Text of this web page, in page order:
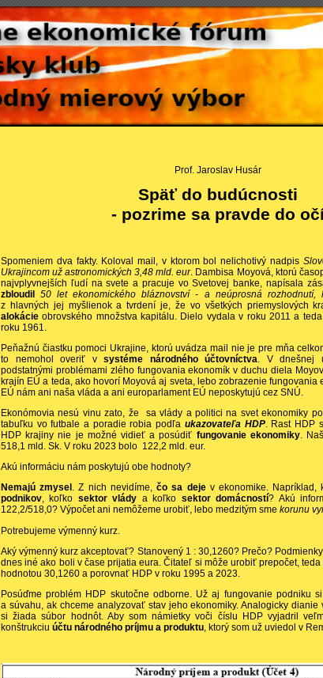
Prof. Jaroslav Husár
Späť do budúcnosti
- pozrime sa pravde do
Spomeniem dva fakty. Koloval mail, v ktorom bol nelichotivý nadpis
Ukrajincom už astronomických 3,48 mld. eur. Dambisa Moyová, ktorú
najvplyvnejších ľudí na svete a pracuje vo Svetovej banke, napísala
zbloudil50 let ekonomického bláznovství - a neúprosná rozhodnutí,
z hlavných jej myšlienok a tvrdení je, že vo všetkých priemyslových
alokácie obrovského množstva kapitálu. Dielo vydala v roku 2011 a
roku 1961.
Peňažnú čiastku pomoci Ukrajine, ktorú uvádza mail nie je pre mňa
to nemohol overiť v systéme národného účtovníctva. V dnešnej
podstatnými problémami zlého fungovania ekonomík v duchu diela
krajín EÚ a teda, ako hovorí Moyová aj sveta, lebo zobrazenie fungovania
EÚ nám ani naša vláda a ani europarlament EÚ neposkytujú cez SNÚ.
Ekonómovia nesú vinu zato, že sa vlády a politici na svet ekonomiky
tabuľku vo futbale a poradie robia podľa ukazovateľa HDP. Rast HDP
HDP krajiny nie je možné vidieť a posúdiť fungovanie ekonomiky.
518,1 mld. Sk. V roku 2023 bolo 122,2 mld. eur.
Akú informáciu nám poskytujú obe hodnoty?
Nemajú zmysel . Z nich nevidíme,čo sa dejev ekonomike. Napríklad,
podnikov, koľko sektor vlády a koľko sektor domácností? Akú
122,2/518,0? Výpočet ani nemôžeme urobiť, lebo medzitým sme korunu
Potrebujeme výmenný kurz.
Aký výmenný kurz akceptovať? Stanovený 1 : 30,1260? Prečo?
dnes iné ako boli v čase prijatia eura. Čitateľ si môže urobiť prepočet,
hodnotou 30,1260 a porovnať HDP v roku 1995 a 2023.
Posúďme problém HDP skutočne odborne. Už aj fungovanie podniku
a súvahu, ak chceme analyzovať stav jeho ekonomiky. Analogicky dianie
si žiada súbor hodnôt. Aby som námietky voči číslu HDP vyjadril
konštrukciu účtu národného príjmu a produktu, ktorý som už uviedol v